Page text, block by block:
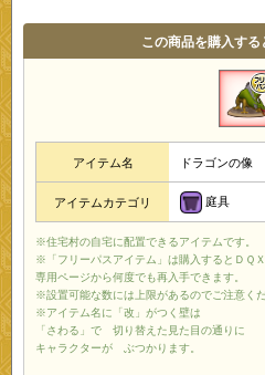
この商品を購入す
アイテム名 ドラゴンの像
アイテムカテゴリ 庭具
※住宅村の自宅に配置できるアイテムです。
※「フリーパスアイテム」は購入するとＤＱ
専用ページから何度でも再入手できます。
※設置可能な数には上限があるのでご注意くだ
※アイテム名に「改」がつく壁は
「さわる」で 切り替えた見た目の通りに
キャラクターが ぶつかります。